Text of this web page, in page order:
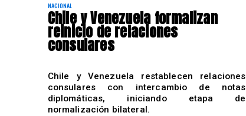
NACIONAL
Chile y Venezuela formalizan
reinicio de relaciones
consulares
Chile y Venezuela restablecen relaciones
consulares con intercambio de notas
diplomáticas, iniciando etapa de
normalización bilateral.